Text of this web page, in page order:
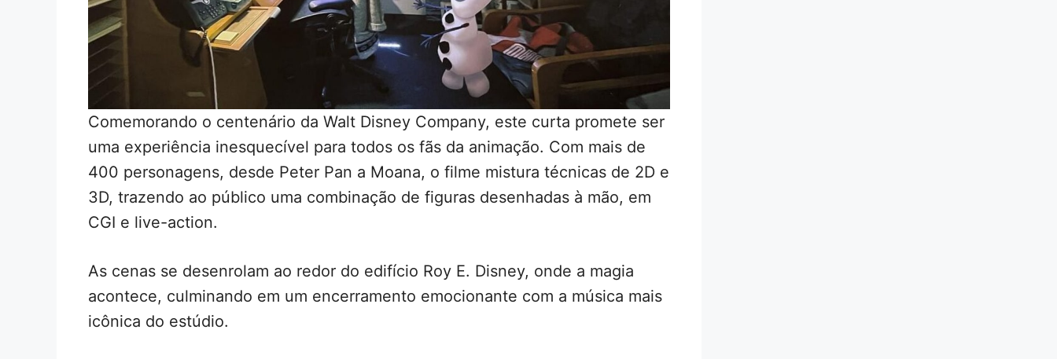
Comemorando o centenário da Walt Disney Company, este curta promete ser
uma experiência inesquecível para todos os fãs da animação. Com mais de
400 personagens, desde Peter Pan a Moana, o filme mistura técnicas de 2D e
3D, trazendo ao público uma combinação de figuras desenhadas à mão, em
CGI e live-action.
As cenas se desenrolam ao redor do edifício Roy E. Disney, onde a magia
acontece, culminando em um encerramento emocionante com a música mais
icônica do estúdio.